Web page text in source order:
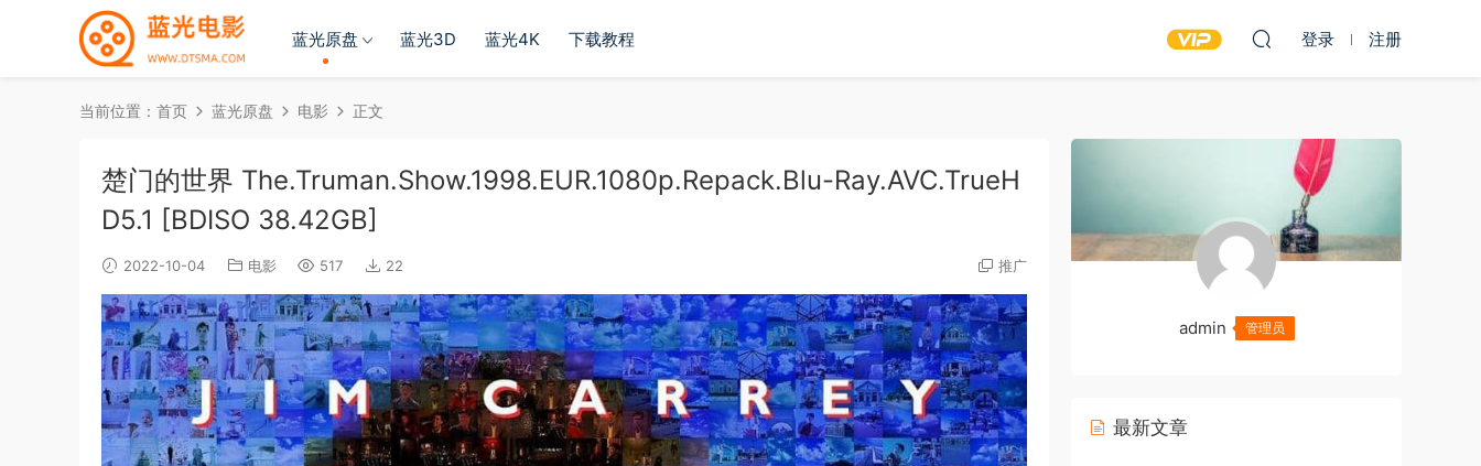
蓝光原盘 蓝光3D 蓝光4K 下载教程 登录 注册
当前位置： 首页 蓝光原盘 电影 正文
楚门的世界 The.Truman.Show.1998.EUR.1080p.Repack.Blu-Ray.AVC.TrueH
D5.1 [BDISO 38.42GB]
2022-10-04 电影 517 22 推广
admin 管理员
最新文章